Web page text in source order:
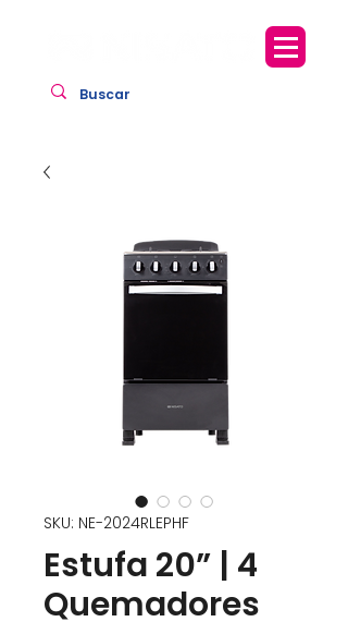
SKU: NE-2024RLEPHF
Estufa 20” | 4
Quemadores